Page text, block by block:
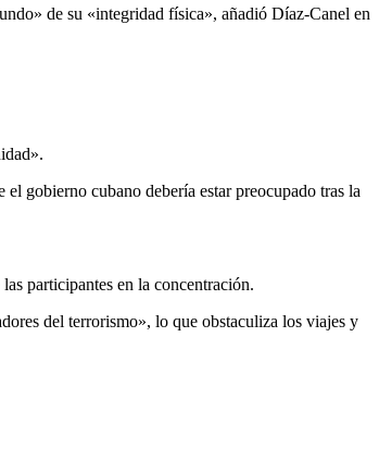
de su «integridad física», añadió Díaz-Canel en
gobierno cubano debería estar preocupado tras la
participantes en la concentración.
del terrorismo», lo que obstaculiza los viajes y